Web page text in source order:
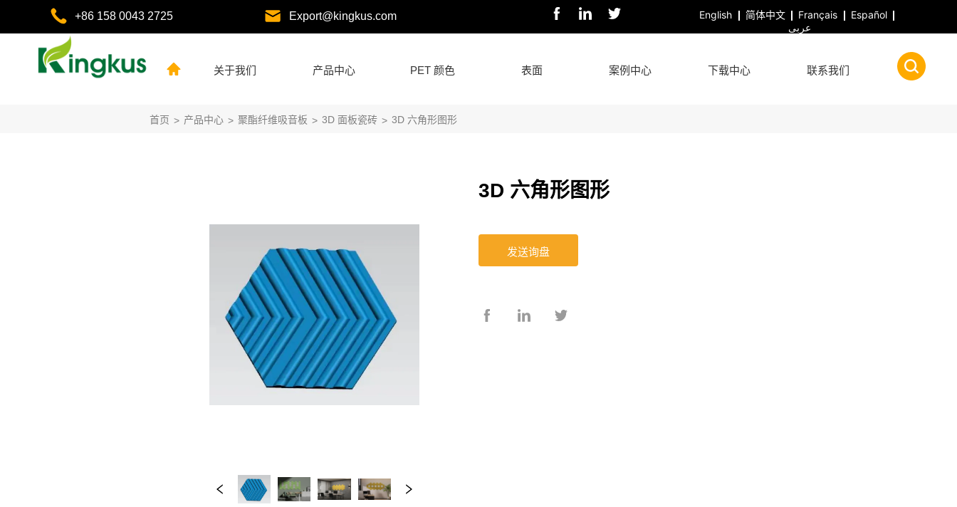
+86 158 0043 2725 Export@kingkus.com English 简体中文 Français
Español
عربى
关于我们 产品中心 PET 颜色 表面 案例中心 下载中心 联系我们
首页 > 产品中心 > 聚酯纤维吸音板 > 3D 面板瓷砖 > 3D 六角形图形
3D 六角形图形
发送询盘